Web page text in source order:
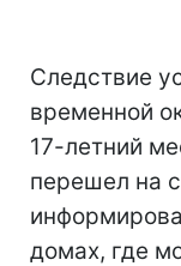
Следствие
временной
17-летний
перешел на
домах, где